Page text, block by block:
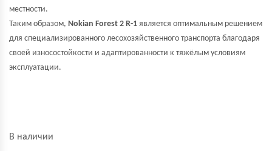
местности.
Таким образом, Nokian Forest 2 R-1 является оптимальным решением
для специализированного лесохозяйственного транспорта благодаря
своей износостойкости и адаптированности к тяжёлым условиям
эксплуатации.
В наличии